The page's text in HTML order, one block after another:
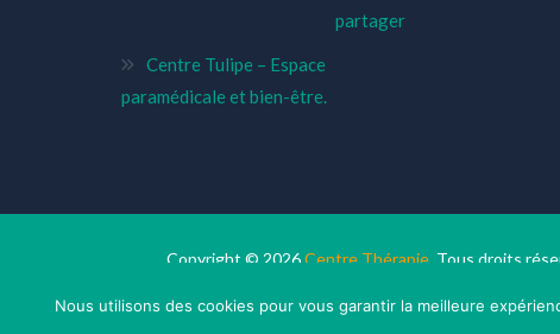
partager
Centre Tulipe – Espace
paramédicale et bien-être.
Copyright © 2026Centre Thérapie. Tous droits
Nous utilisons des cookies pour vous garantir la meilleure